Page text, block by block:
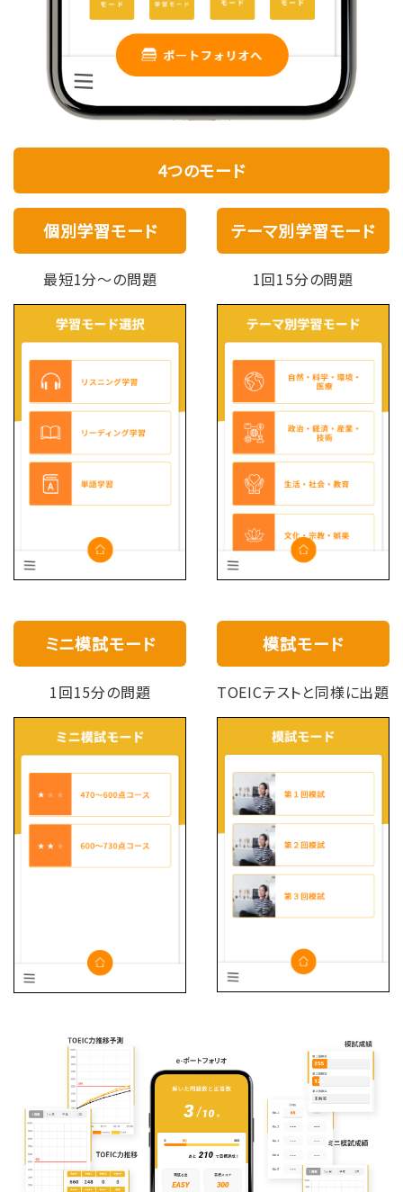
4つのモード
個別学習モード
最短1分～の問題
テーマ別学習モード
1回15分の問題
ミニ模試モード
1回15分の問題
模試モード
TOEICテストと同様に出題